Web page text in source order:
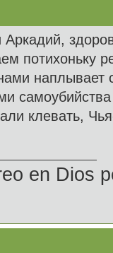
потихоньку
наплывает
клевать,
en Dios